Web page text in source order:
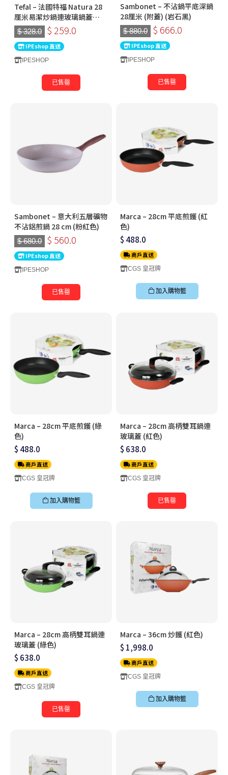
Tefal – 法國特福 Natura 28
厘米易潔炒鍋連玻璃鍋蓋
B2269295
$ 328.0 $ 259.0
IPEshop 直送
IPESHOP
已售罄
Sambonet – 不沾鍋平底深鍋
28厘米 (附蓋) (岩石黑)
$ 880.0 $ 666.0
IPEshop 直送
IPESHOP
已售罄
Sambonet – 意大利五層礦物
不沾鋁煎鍋 28 cm (粉紅色)
$ 680.0 $ 560.0
IPEshop 直送
IPESHOP
已售罄
Marca – 28cm 平底煎鑊 (紅
色)
$ 488.0
商戶直送
CGS 皇冠牌
加入購物籃
Marca – 28cm 平底煎鑊 (綠
色)
$ 488.0
商戶直送
CGS 皇冠牌
加入購物籃
Marca – 28cm 高柄雙耳鍋連
玻璃蓋 (紅色)
$ 638.0
商戶直送
CGS 皇冠牌
已售罄
Marca – 28cm 高柄雙耳鍋連
玻璃蓋 (綠色)
$ 638.0
商戶直送
CGS 皇冠牌
已售罄
Marca – 36cm 炒鑊 (紅色)
$ 1,998.0
商戶直送
CGS 皇冠牌
加入購物籃